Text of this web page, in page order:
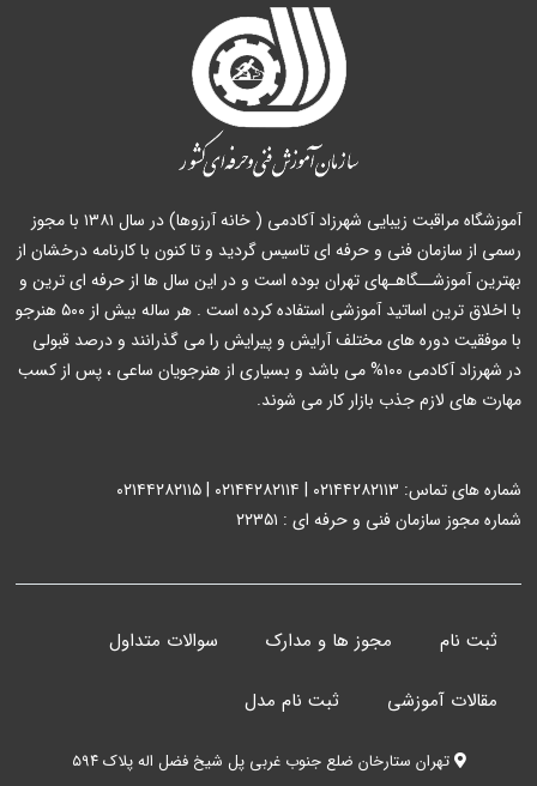
آموزشگاه مراقبت زیبایی شهرزاد آکادمی ( خانه آرزوها) در سال ۱۳۸۱ با مجوز
رسمی از سازمان فنی و حرفه ای تاسیس گردید و تا کنون با کارنامه درخشان از
بهترین آموزشــگاهـهای تهران بوده است و در این سال ها از حرفه ای ترین و
با اخلاق ترین اساتید آموزشی استفاده کرده است . هر ساله بیش از ۵۰۰ هنرجو
با موفقیت دوره های مختلف آرایش و پیرایش را می گذرانند و درصد قبولی
در شهرزاد آکادمی ۱۰۰% می باشد و بسیاری از هنرجویان ساعی ، پس از کسب
مهارت های لازم جذب بازار کار می شوند.
شماره های تماس: ۰۲۱۴۴۲۸۲۱۱۳ | ۰۲۱۴۴۲۸۲۱۱۴ | ۰۲۱۴۴۲۸۲۱۱۵
شماره مجوز سازمان فنی و حرفه ای : ۲۲۳۵۱
ثبت نام مجوز ها و مدارک سوالات متداول
مقالات آموزشی ثبت نام مدل
تهران ستارخان ضلع جنوب غربی پل شیخ فضل اله پلاک ۵۹۴